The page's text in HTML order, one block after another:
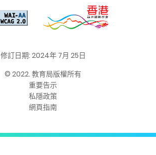
修訂日期: 2024年 7月 25日
© 2022. 教育局版權所有
重要告示
私隱政策
網頁指南